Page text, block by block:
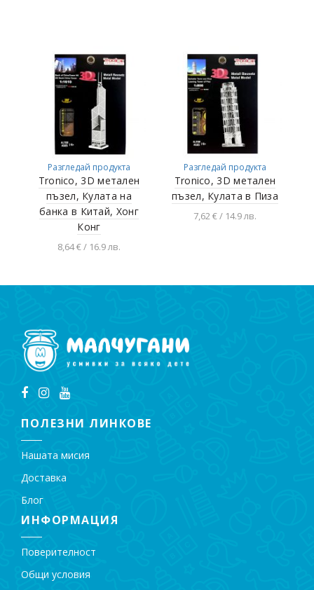
Разгледай продукта
Tronico, 3D метален
пъзел, Кулата на
банка в Китай, Хонг
Конг
8,64 € / 16.9 лв.
Разгледай продукта
Tronico, 3D метален
пъзел, Кулата в Пиза
7,62 € / 14.9 лв.
ПОЛЕЗНИ ЛИНКОВЕ
Нашата мисия
Доставка
Блог
ИНФОРМАЦИЯ
Поверителност
Общи условия